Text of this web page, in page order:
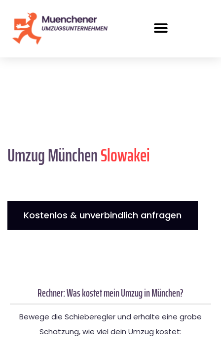
Umzug MünchenSlowakei
Kostenlos & unverbindlich anfragen
Rechner: Was kostet mein Umzug in München?
Bewege die Schieberegler und erhalte eine grobe
Schätzung, wie viel dein Umzug kostet: